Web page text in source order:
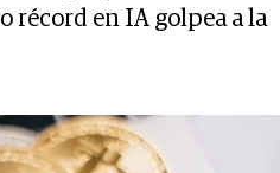
récord en IA golpea a la